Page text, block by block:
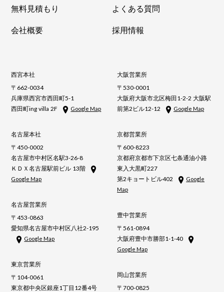
無料見積もり
よくある質問
会社概要
採用情報
西宮本社
〒662-0034
兵庫県西宮市西田町5-1
西田町ing villa 2F
Google Map
名古屋本社
〒450-0002
名古屋市中村区名駅3-26-8
ＫＤＸ名古屋駅前ビル 13階
Google Map
名古屋営業所
〒453-0863
愛知県名古屋市中村区八社2-195
Google Map
東京営業所
〒104-0061
東京都中央区銀座1丁目12番4号
大阪営業所
〒530-0001
大阪府大阪市北区梅田1-2-2 大阪駅
前第2ビル12-12
Google Map
京都営業所
〒600-8223
京都府京都市下京区七条通油小路
東入大黒町227
第2キョートビル402
Google
Map
豊中営業所
〒561-0894
大阪府豊中市勝部1-1-40
Google Map
岡山営業所
〒700-0825